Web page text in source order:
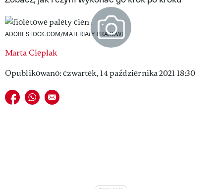
VIVA!MAN
VIVA!PEOPLE POWER
VIVA!ITAKA
MAGAZYN VIVA!
ADOBESTOCK.COM/MATERIAŁY PRASOWE
Marta Cieplak
Opublikowano: czwartek, 14 października 2021 18:30
Udostępnij na facebook
Udostępnij na whatsapp
E-mail do przyjaciela